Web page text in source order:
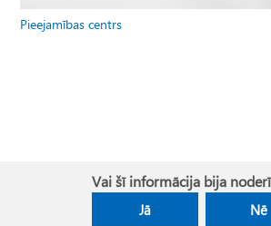
Pieejamības centrs
Vai šī informācija bija
Jā Nē